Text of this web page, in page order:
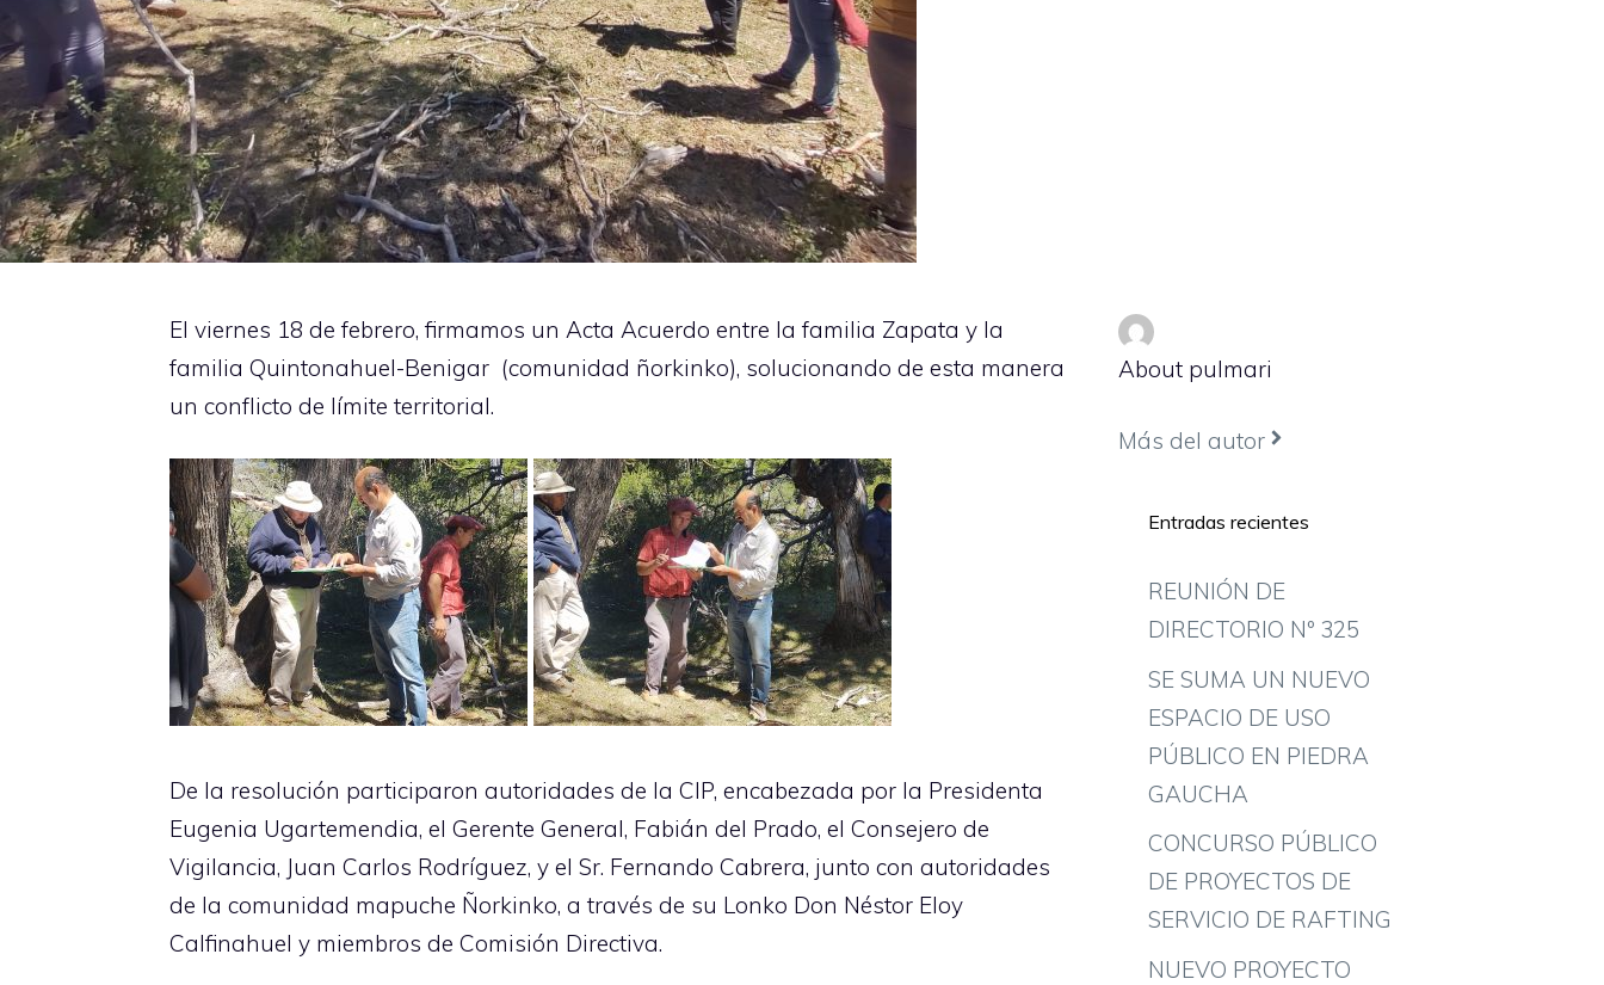
El viernes 18 de febrero, firmamos un Acta Acuerdo entre la familia Zapata y la
familia Quintonahuel-Benigar (comunidad ñorkinko), solucionando de esta manera
un conflicto de límite territorial.
De la resolución participaron autoridades de la CIP, encabezada por la Presidenta
Eugenia Ugartemendia, el Gerente General, Fabián del Prado, el Consejero de
Vigilancia, Juan Carlos Rodríguez, y el Sr. Fernando Cabrera, junto con autoridades
de la comunidad mapuche Ñorkinko, a través de su Lonko Don Néstor Eloy
Calfinahuel y miembros de Comisión Directiva.
About pulmari
Más del autor
Entradas recientes
REUNIÓN DE
DIRECTORIO Nº 325
SE SUMA UN NUEVO
ESPACIO DE USO
PÚBLICO EN PIEDRA
GAUCHA
CONCURSO PÚBLICO
DE PROYECTOS DE
SERVICIO DE RAFTING
NUEVO PROYECTO